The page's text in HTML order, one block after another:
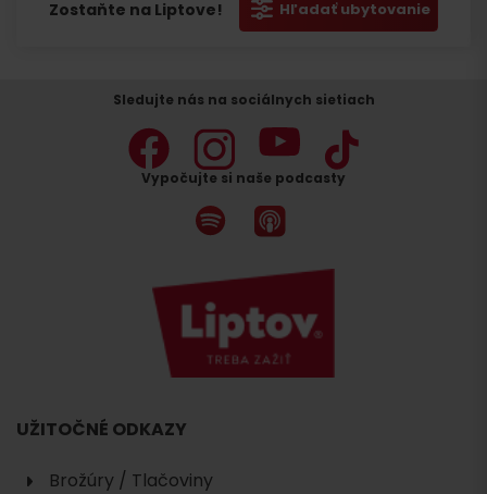
Zostaňte na Liptove! Hľadať ubytovanie
Sledujte nás na sociálnych sietiach
Vypočujte si naše podcasty
UŽITOČNÉ ODKAZY
Brožúry / Tlačoviny